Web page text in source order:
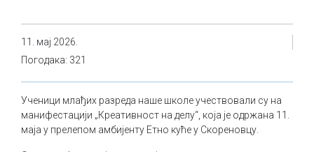
11. мај 2026.
Погодака: 321
Ученици млађих разреда наше школе учествовали су на
манифестацији „Креативност на делу“, која је одржана 11.
маја у прелепом амбијенту Етно куће у Скореновцу.